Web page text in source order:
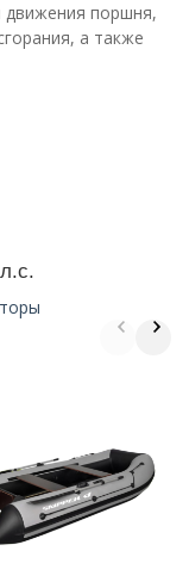
движения поршня,
а также